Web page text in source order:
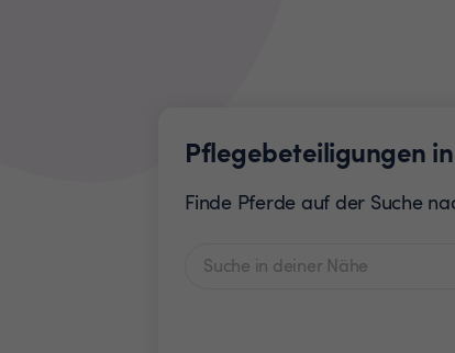
Pflegebeteiligungen in
Finde Pferde auf der Suche